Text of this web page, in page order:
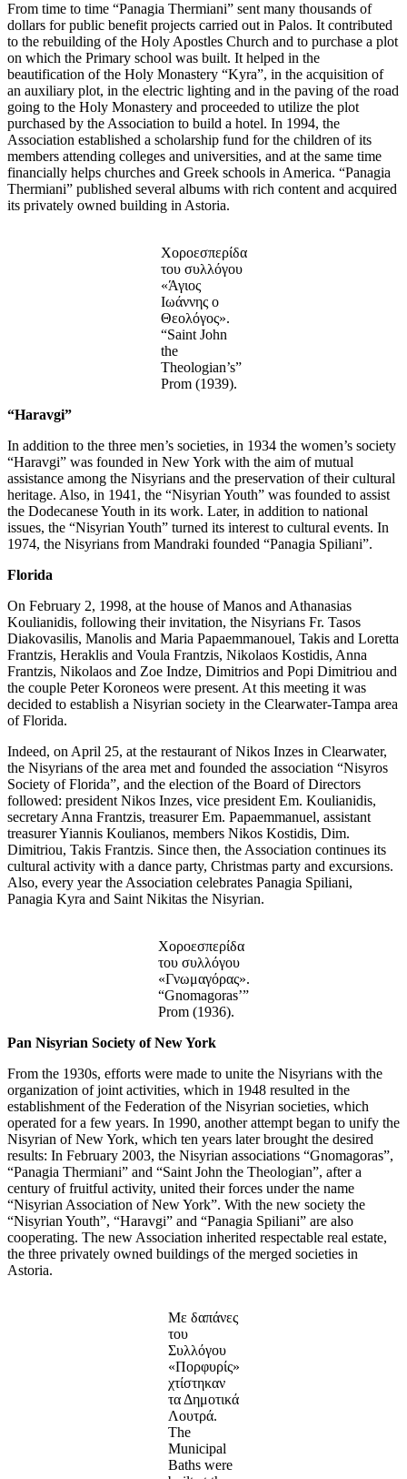
From time to time “Panagia Thermiani” sent many thousands of
dollars for public benefit projects carried out in Palos. It contributed
to the rebuilding of the Holy Apostles Church and to purchase a plot
on which the Primary school was built. It helped in the
beautification of the Holy Monastery “Kyra”, in the acquisition of
an auxiliary plot, in the electric lighting and in the paving of the road
going to the Holy Monastery and proceeded to utilize the plot
purchased by the Association to build a hotel. In 1994, the
Association established a scholarship fund for the children of its
members attending colleges and universities, and at the same time
financially helps churches and Greek schools in America. “Panagia
Thermiani” published several albums with rich content and acquired
its privately owned building in Astoria.
Χοροεσπερίδα
του συλλόγου
«Άγιος
Ιωάννης ο
Θεολόγος».
“Saint John
the
Theologian’s”
Prom (1939).
“Haravgi”
In addition to the three men’s societies, in 1934 the women’s society
“Haravgi” was founded in New York with the aim of mutual
assistance among the Nisyrians and the preservation of their cultural
heritage. Also, in 1941, the “Nisyrian Youth” was founded to assist
the Dodecanese Youth in its work. Later, in addition to national
issues, the “Nisyrian Youth” turned its interest to cultural events. In
1974, the Nisyrians from Mandraki founded “Panagia Spiliani”.
Florida
On February 2, 1998, at the house of Manos and Athanasias
Koulianidis, following their invitation, the Nisyrians Fr. Tasos
Diakovasilis, Manolis and Maria Papaemmanouel, Takis and Loretta
Frantzis, Heraklis and Voula Frantzis, Nikolaos Kostidis, Anna
Frantzis, Nikolaos and Zoe Indze, Dimitrios and Popi Dimitriou and
the couple Peter Koroneos were present. At this meeting it was
decided to establish a Nisyrian society in the Clearwater-Tampa area
of ​​Florida.
Indeed, on April 25, at the restaurant of Nikos Inzes in Clearwater,
the Nisyrians of the area met and founded the association “Nisyros
Society of Florida”, and the election of the Board of Directors
followed: president Nikos Inzes, vice president Em. Koulianidis,
secretary Anna Frantzis, treasurer Em. Papaemmanuel, assistant
treasurer Yiannis Koulianos, members Nikos Kostidis, Dim.
Dimitriou, Takis Frantzis. Since then, the Association continues its
cultural activity with a dance party, Christmas party and excursions.
Also, every year the Association celebrates Panagia Spiliani,
Panagia Kyra and Saint Nikitas the Nisyrian.
Χοροεσπερίδα
του συλλόγου
«Γνωμαγόρας».
“Gnomagoras’”
Prom (1936).
Pan Nisyrian Society of New York
From the 1930s, efforts were made to unite the Nisyrians with the
organization of joint activities, which in 1948 resulted in the
establishment of the Federation of the Nisyrian societies, which
operated for a few years. In 1990, another attempt began to unify the
Nisyrian of New York, which ten years later brought the desired
results: In February 2003, the Nisyrian associations “Gnomagoras”,
“Panagia Thermiani” and “Saint John the Theologian”, after a
century of fruitful activity, united their forces under the name
“Nisyrian Association of New York”. With the new society the
“Nisyrian Youth”, “Haravgi” and “Panagia Spiliani” are also
cooperating. The new Association inherited respectable real estate,
the three privately owned buildings of the merged societies in
Astoria.
Με δαπάνες
του
Συλλόγου
«Πορφυρίς»
χτίστηκαν
τα Δημοτικά
Λουτρά.
The
Municipal
Baths were